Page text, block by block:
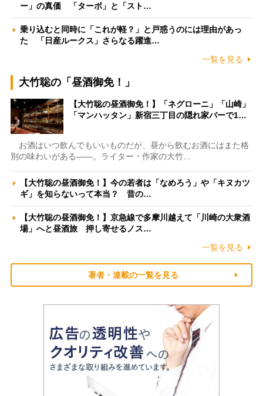
ー」の真価 「ターボ」と「スト…
乗り込むと同時に「これが軽？」と戸惑うのには理由があっ
た 「日産ルークス」さらなる躍進…
一覧を見る
大竹聡の「昼酒御免！」
【大竹聡の昼酒御免！】「ネグローニ」「山崎」
「マンハッタン」新宿三丁目の隠れ家バーで1…
お酒はいつ飲んでもいいものだが、昼から飲むお酒にはまた格
別の味わいがある――。ライター・作家の大竹…
【大竹聡の昼酒御免！】今の若者は「なめろう」や「キヌカツ
ギ」を知らないって本当？ 昔の…
【大竹聡の昼酒御免！】京急線で多摩川越えて「川崎の大衆酒
場」へと昼酒旅 押し寄せるノス…
一覧を見る
著者・連載の一覧を見る